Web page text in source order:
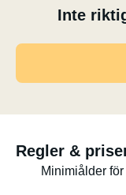
Inte
Regler &
Minimiålder